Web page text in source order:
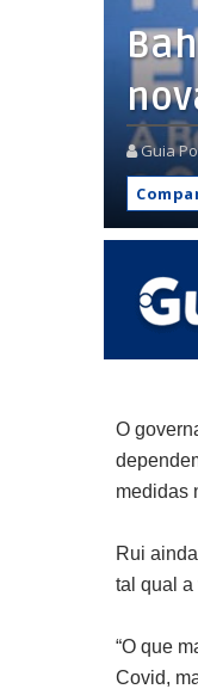
Guia
O
medidas
Rui
tal qual a
“O que
Covid,